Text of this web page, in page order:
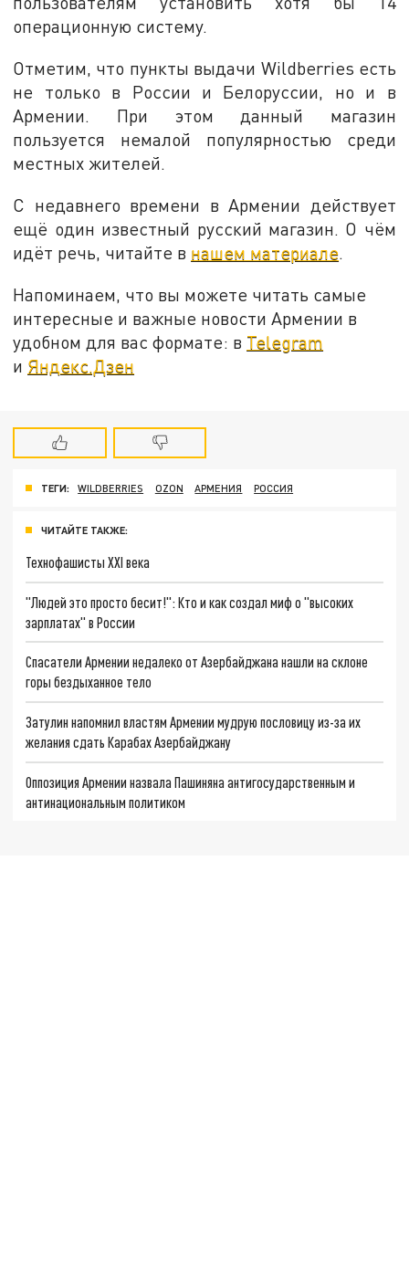
операционную систему.
Отметим, что пункты выдачи Wildberries есть
не только в России и Белоруссии, но и в
Армении. При этом данный магазин
пользуется немалой популярностью среди
местных жителей.
С недавнего времени в Армении действует
ещё один известный русский магазин. О чём
идёт речь, читайте в нашем материале.
Напоминаем, что вы можете читать самые
интересные и важные новости Армении в
удобном для вас формате: в Telegram
и Яндекс.Дзен
ТЕГИ: WILDBERRIES OZON АРМЕНИЯ РОССИЯ
ЧИТАЙТЕ ТАКЖЕ:
Технофашисты XXI века
"Людей это просто бесит!": Кто и как создал миф о "высоких
зарплатах" в России
Спасатели Армении недалеко от Азербайджана нашли на склоне
горы бездыханное тело
Затулин напомнил властям Армении мудрую пословицу из-за их
желания сдать Карабах Азербайджану
Оппозиция Армении назвала Пашиняна антигосударственным и
антинациональным политиком